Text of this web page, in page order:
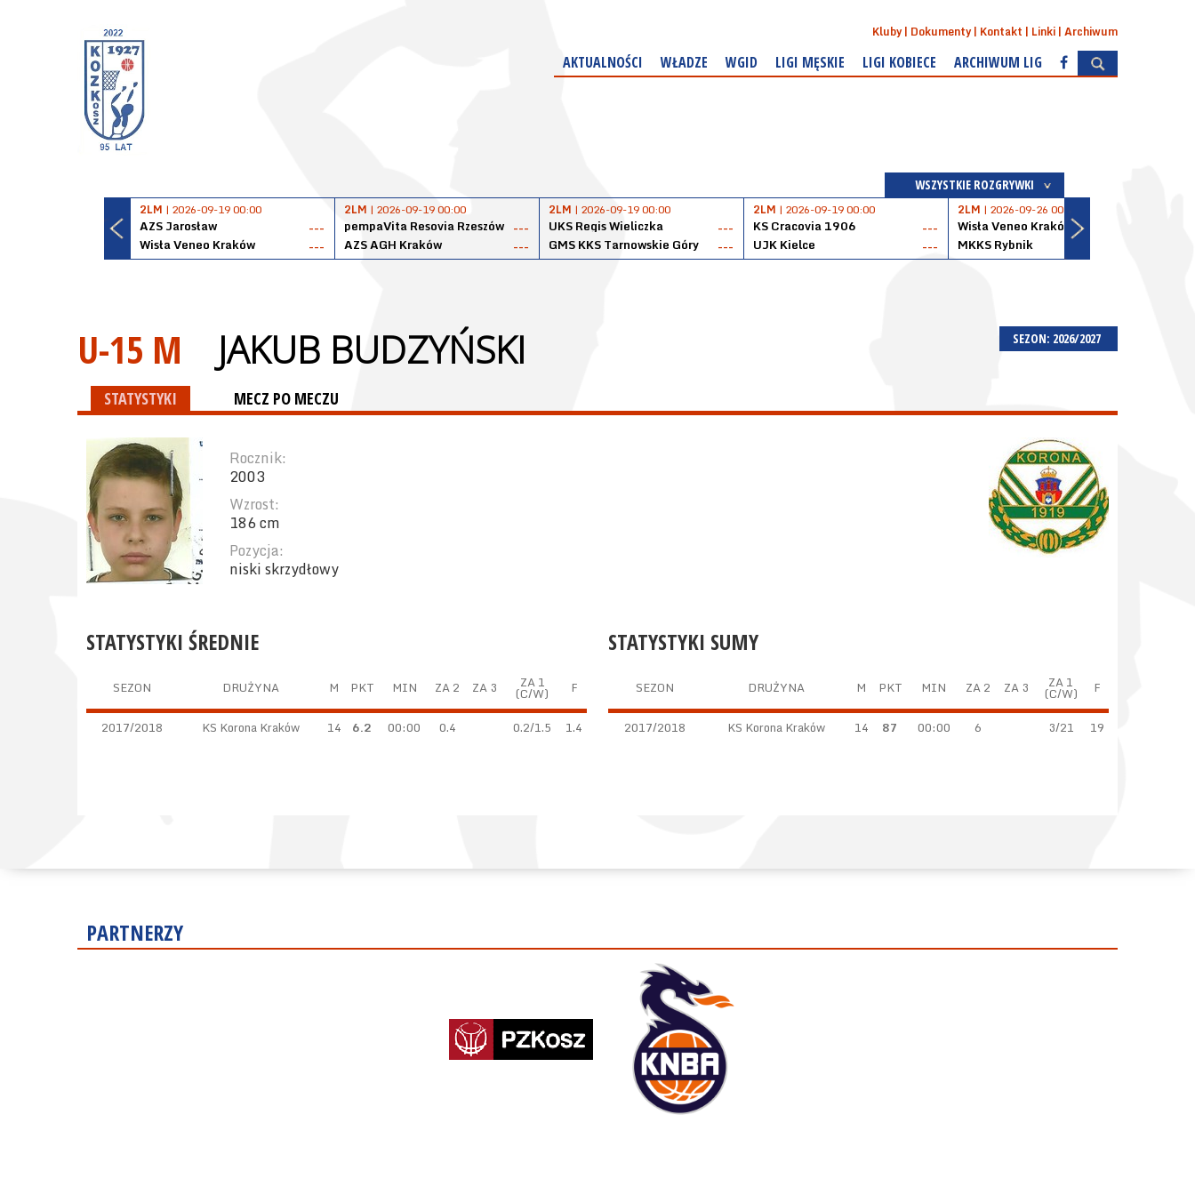
Kluby Dokumenty Kontakt Linki Archiwum
AKTUALNOŚCI WŁADZE WGID LIGI MĘSKIE LIGI KOBIECE ARCHIWUM LIG
WSZYSTKIE ROZGRYWKI
2LM | 2026-09-19 00:00
AZS Jarosław
---
Wisła Veneo Kraków
---
2LM | 2026-09-19 00:00
pempaVita Resovia Rzeszów ---
AZS AGH Kraków
---
2LM | 2026-09-19 00:00
UKS Regis Wieliczka
---
GMS KKS Tarnowskie Góry
---
2LM | 2026-09-19 00:00
KS Cracovia 1906
---
UJK Kielce
---
2LM | 2026-09-26 00:00
Wisła Veneo Kraków
MKKS Rybnik
SEZON: 2026/2027
U-15 M JAKUB BUDZYŃSKI
STATYSTYKI MECZ PO MECZU
Rocznik:
2003
Wzrost:
186 cm
Pozycja:
niski skrzydłowy
STATYSTYKI SUMY
SEZON DRUŻYNA M PKT MIN ZA 2 ZA 3 ZA 1
(C/W) F
2017/2018 KS Korona Kraków 14 87 00:00 6 3/21 19
STATYSTYKI ŚREDNIE
SEZON DRUŻYNA M PKT MIN ZA 2 ZA 3 ZA 1
(C/W) F
2017/2018 KS Korona Kraków 14 6.2 00:00 0.4 0.2/1.5 1.4
PARTNERZY